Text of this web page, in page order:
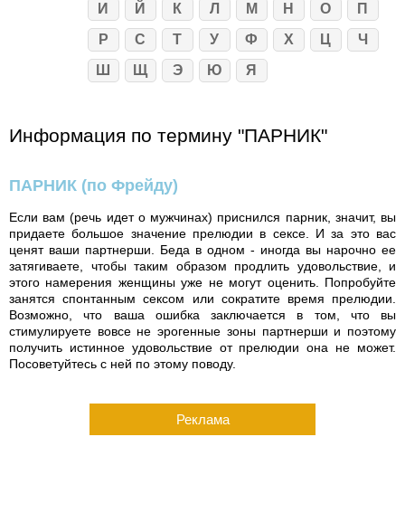
И
Й К Л М Н О
П
Р
С Т У Ф Х Ц
Ч
Ш
Щ Э Ю Я
Информация по термину "ПАРНИК"
ПАРНИК (по Фрейду)
Если вам (речь идет о мужчинах) приснился парник, значит, вы
придаете большое значение прелюдии в сексе. И за это вас
ценят ваши партнерши. Беда в одном - иногда вы нарочно ее
затягиваете, чтобы таким образом продлить удовольствие, и
этого намерения женщины уже не могут оценить. Попробуйте
занятся спонтанным сексом или сократите время прелюдии.
Возможно, что ваша ошибка заключается в том, что вы
стимулируете вовсе не эрогенные зоны партнерши и поэтому
получить истинное удовольствие от прелюдии она не может.
Посоветуйтесь с ней по этому поводу.
Реклама